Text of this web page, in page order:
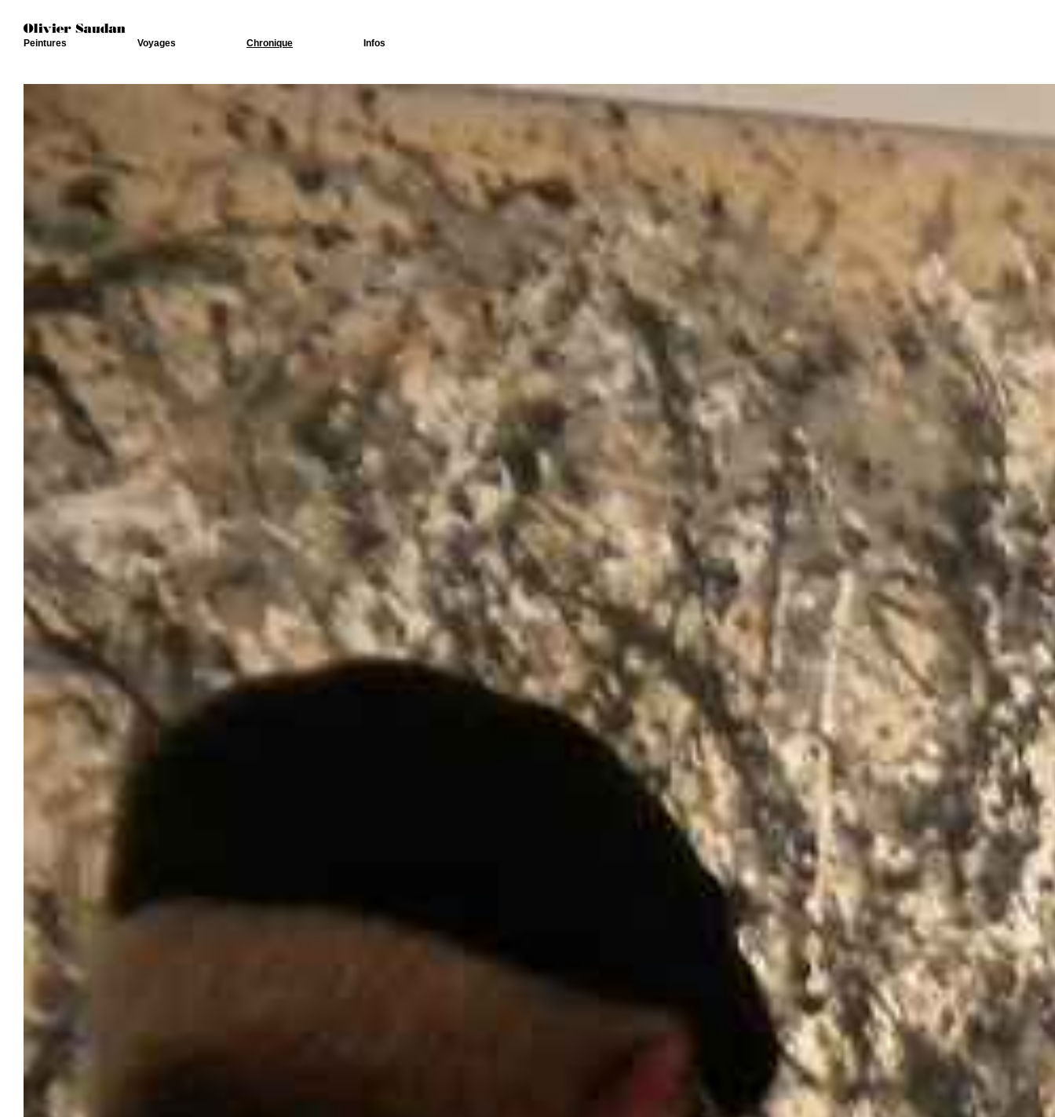
Peintures Voyages Chronique Infos